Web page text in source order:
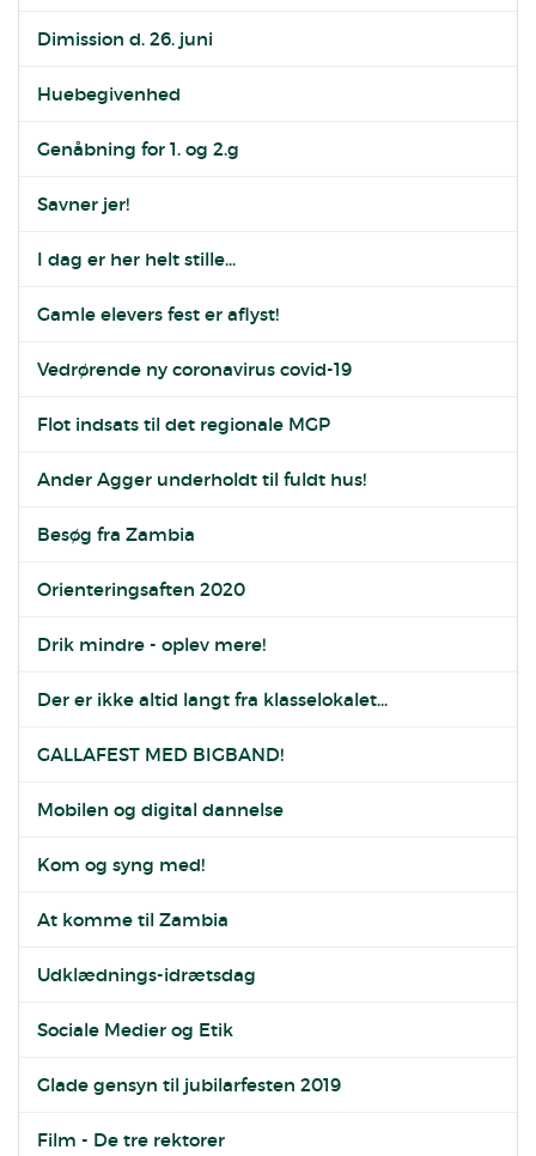
Dimission d. 26. juni
Huebegivenhed
Genåbning for 1. og 2.g
Savner jer!
I dag er her helt stille...
Gamle elevers fest er aflyst!
Vedrørende ny coronavirus covid-19
Flot indsats til det regionale MGP
Ander Agger underholdt til fuldt hus!
Besøg fra Zambia
Orienteringsaften 2020
Drik mindre - oplev mere!
Der er ikke altid langt fra klasselokalet...
GALLAFEST MED BIGBAND!
Mobilen og digital dannelse
Kom og syng med!
At komme til Zambia
Udklædnings-idrætsdag
Sociale Medier og Etik
Glade gensyn til jubilarfesten 2019
Film - De tre rektorer